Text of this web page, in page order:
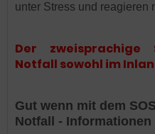
unter Stress und reagieren
Der zweisprachige
Notfall sowohl im
Gut wenn mit dem
Notfall -